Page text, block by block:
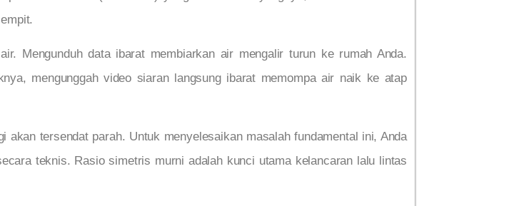
Mengunduh data ibarat membiarkan air mengalir turun ke rumah Anda.
mengunggah video siaran langsung ibarat memompa air naik ke atap
tersendat parah. Untuk menyelesaikan masalah fundamental ini, Anda
teknis. Rasio simetris murni adalah kunci utama kelancaran lalu lintas